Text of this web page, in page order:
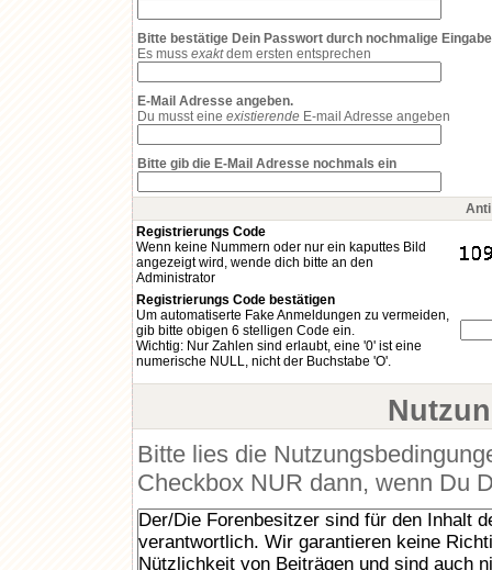
Bitte bestätige Dein Passwort durch nochmalige Eingabe
Es muss exaktdem ersten entsprechen
E-Mail Adresse angeben.
Du musst eine existierende E-mail Adresse angeben
Bitte gib die E-Mail Adresse nochmals ein
Registrierungs Code
Wenn keine Nummern oder nur ein kaputtes Bild
angezeigt wird, wende dich bitte an den
Administrator
Registrierungs Code bestätigen
Um automatiserte Fake Anmeldungen zu vermeiden,
gib bitte obigen 6 stelligen Code ein.
Wichtig: Nur Zahlen sind erlaubt, eine '0' ist eine
numerische NULL, nicht der Buchstabe 'O'.
Bitte lies die
Checkbox NUR dann, wenn Du